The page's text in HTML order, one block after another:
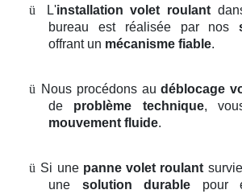
ü L'installation volet roulant
bureau est réalisée par nos
offrant un mécanisme fiable.
ü Nous procédons audéblocage
de problème technique,
mouvement fluide.
ü Si une panne volet roulant
une solution durable pour